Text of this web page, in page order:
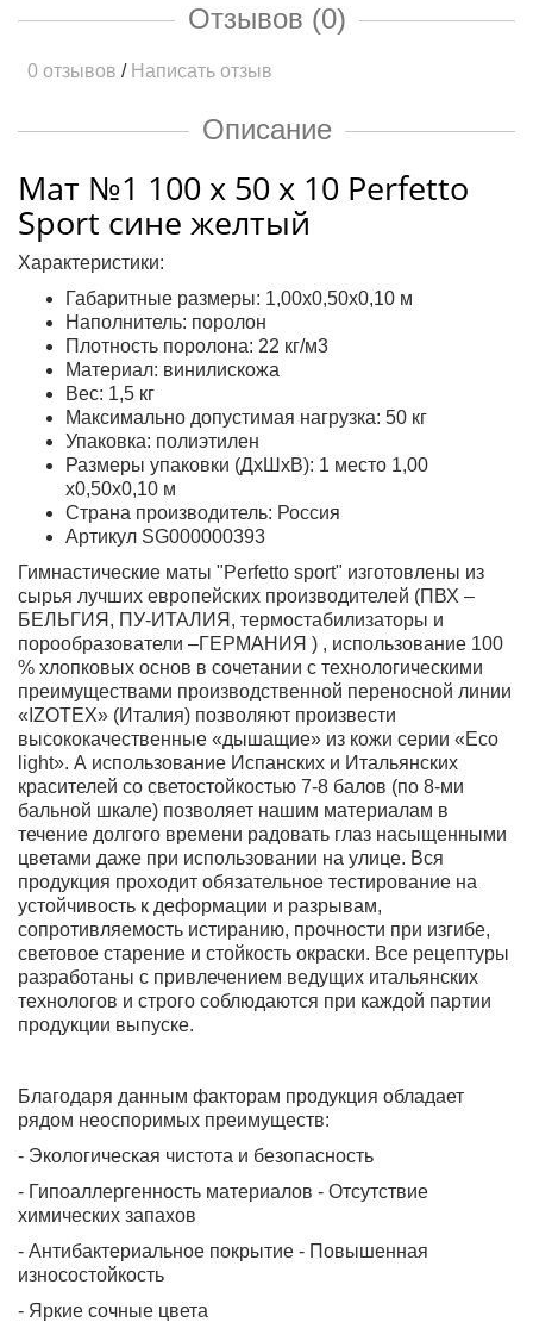
Отзывов (0)
0 отзывов / Написать отзыв
Описание
Мат №1 100 х 50 х 10 Perfetto
Sport сине желтый
Характеристики:
Габаритные размеры: 1,00х0,50х0,10 м
Наполнитель: поролон
Плотность поролона: 22 кг/м3
Материал: винилискожа
Вес: 1,5 кг
Максимально допустимая нагрузка: 50 кг
Упаковка: полиэтилен
Размеры упаковки (ДхШхВ): 1 место 1,00
х0,50х0,10 м
Страна производитель: Россия
Артикул SG000000393
Гимнастические маты "Perfetto sport" изготовлены из
сырья лучших европейских производителей (ПВХ –
БЕЛЬГИЯ, ПУ-ИТАЛИЯ, термостабилизаторы и
порообразователи –ГЕРМАНИЯ ) , использование 100
% хлопковых основ в сочетании с технологическими
преимуществами производственной переносной линии
«IZOTEX» (Италия) позволяют произвести
высококачественные «дышащие» из кожи серии «Eco
light». А использование Испанских и Итальянских
красителей со светостойкостью 7-8 балов (по 8-ми
бальной шкале) позволяет нашим материалам в
течение долгого времени радовать глаз насыщенными
цветами даже при использовании на улице. Вся
продукция проходит обязательное тестирование на
устойчивость к деформации и разрывам,
сопротивляемость истиранию, прочности при изгибе,
световое старение и стойкость окраски. Все рецептуры
разработаны с привлечением ведущих итальянских
технологов и строго соблюдаются при каждой партии
продукции выпуске.
Благодаря данным факторам продукция обладает
рядом неоспоримых преимуществ:
- Экологическая чистота и безопасность
- Гипоаллергенность материалов - Отсутствие
химических запахов
- Антибактериальное покрытие - Повышенная
износостойкость
- Яркие сочные цвета